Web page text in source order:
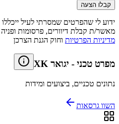
קבלו הצעה
ידוע לי שהפרטים שמסרתי לעיל
מאשר/ת קבלת דיוורים, פרסומות
מדיניות הפרטיות וחוק הגנת הצרכן
מפרט טכני - יגואר XK
נתונים טכניים, ביצועים ומידות
השוו גרסאות